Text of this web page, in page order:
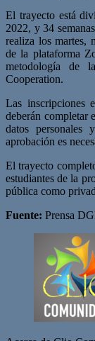
El trayecto está
2022, y 34
realiza los martes,
de la plataforma
metodología de
Cooperation.
Las inscripciones
deberán completar
datos personales
aprobación es
El trayecto
estudiantes de la
pública como
Fuente: Prensa